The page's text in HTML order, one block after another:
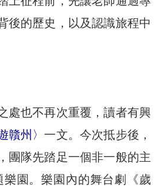
後的歷史，以及認識旅程中
處也不再次重覆，讀者有興
贛州〉 一文。今次抵步後，
團隊先踏足一個非一般的主
園。樂園內的舞台劇《歲